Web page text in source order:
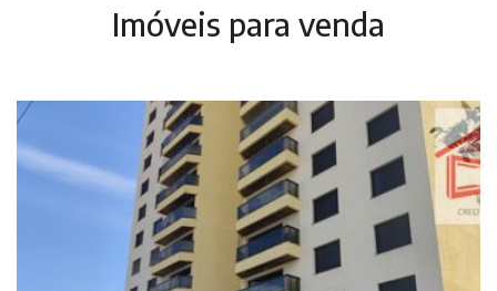
Imóveis para venda